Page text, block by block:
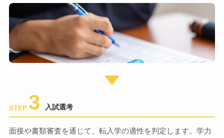
STEP 3 入試選考
面接や書類審査を通じて、転入学の適性を判定します。学力